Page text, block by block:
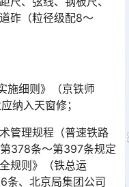
砟（粒径级配8～
施细则》（京铁师
纳入天窗修；
管理规程（普速铁路
378条～第397条规定
规则》（铁总运
条、北京局集团公司